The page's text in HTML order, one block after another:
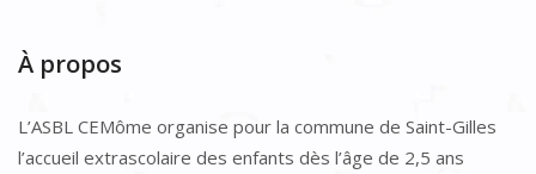
À propos
L’ASBL CEMôme organise pour la commune de Saint-Gilles
l’accueil extrascolaire des enfants dès l’âge de 2,5 ans